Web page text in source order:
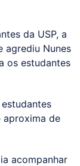
da USP, a
agrediu Nunes
os estudantes
aproxima de
acompanhar